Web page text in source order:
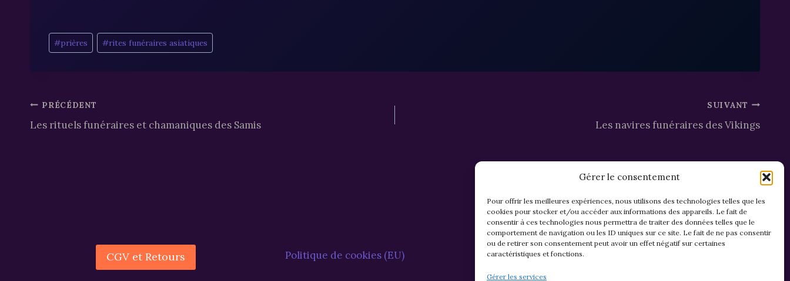
Gérer le consentement
Pour offrir les meilleures expériences, nous utilisons des technologies telles que les
cookies pour stocker et/ou accéder aux informations des appareils. Le fait de
consentir à ces technologies nous permettra de traiter des données telles que le
comportement de navigation ou les ID uniques sur ce site. Le fait de ne pas consentir
ou de retirer son consentement peut avoir un effet négatif sur certaines
caractéristiques et fonctions.
Gérer les services
Étiquettes
de
#prières #rites funéraires asiatiques
Navigation
de
PRÉCÉDENT
Les rituels funéraires et chamaniques des Samis
SUIVANT
Les navires funéraires des Vikings
CGV et Retours Politique de cookies (EU) Mentions légales & confidentialité